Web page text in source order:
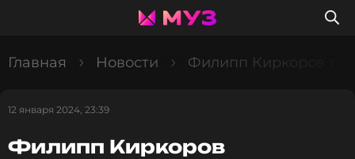
Главная Новости Филипп Киркоров
12 января 2024, 23:39
Филипп Киркоров